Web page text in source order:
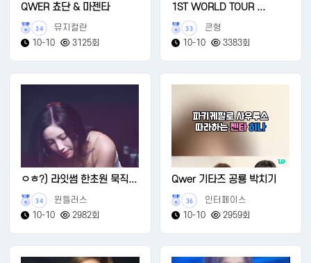
QWER 쵸단 & 마젠타
34
뮤지컬란
10-10
3125회
1ST WORLD TOUR ...
33
큰형
10-10
3383회
ㅇㅎ?) 라잇썸 한초원 묵직...
34
윈들러스
10-10
2982회
Qwer 기타즈 공룡 박치기
36
인터페이스
10-10
2959회